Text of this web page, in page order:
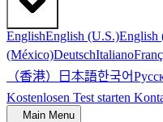
EnglishEnglish (U.S.)English
(México)DeutschItaliano
（香港） 日本語한국어
Kostenlosen Test starten
Main Menu